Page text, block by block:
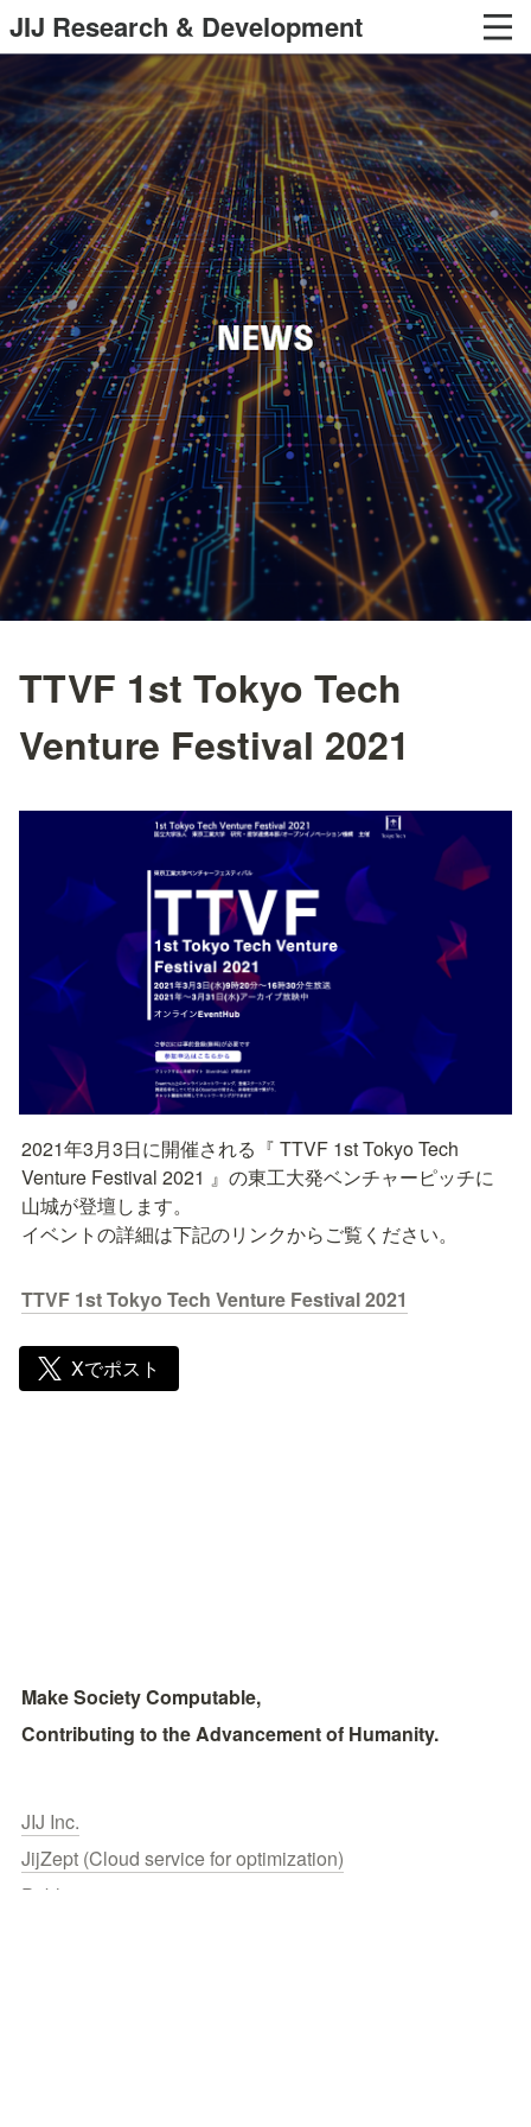
JIJ Research & Development
TTVF 1st Tokyo Tech
Venture Festival 2021
2021年3月3日に開催される『 TTVF 1st Tokyo Tech
Venture Festival 2021 』の東工大発ベンチャーピッチに
山城が登壇します。
イベントの詳細は下記のリンクからご覧ください。
TTVF 1st Tokyo Tech Venture Festival 2021
Xでポスト
Make Society Computable,
Contributing to the Advancement of Humanity.
JIJ Inc.
JijZept (Cloud service for optimization)
Publications